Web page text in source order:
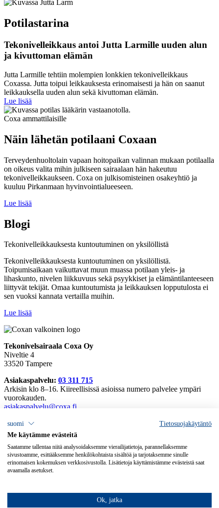
Potilastarina
Tekonivelleikkaus antoi Jutta Larmille uuden alun
ja kivuttoman elämän
Jutta Larmille tehtiin molempien lonkkien tekonivelleikkaus
Coxassa. Jutta toipui leikkauksesta erinomaisesti ja hän on saanut
leikkauksella uuden alun sekä kivuttoman elämän.
Lue lisää
Coxa ammattilaisille
Näin lähetän potilaani Coxaan
Terveydenhuoltolain vapaan hoitopaikan valinnan mukaan potilaalla
on oikeus valita mihin julkiseen sairaalaan hän hakeutuu
tekonivelleikkaukseen. Coxa on julkisomisteinen osakeyhtiö ja
kuuluu Pirkanmaan hyvinvointialueeseen.
Lue lisää
Blogi
Tekonivel­leikkauksesta kuntoutuminen on yksilöllistä
Tekonivelleikkauksesta kuntoutuminen on yksilöllistä.
Toipumisaikaan vaikuttavat muun muassa potilaan yleis- ja
lihaskunto, nivelen liikkuvuus sekä psyykkiset ja elämäntilanteeseen
liittyvät tekijät. Omaa kuntoutumista ja leikkauksen lopputulosta ei
sen vuoksi kannata vertailla muihin.
Lue lisää
Tekonivelsairaala Coxa Oy
Niveltie 4
33520 Tampere
Asiakaspalvelu: 03 311 715
Arkisin klo 8–16. Kiireellisissä asioissa numero palvelee ympäri
vuorokauden.
asiakaspalvelu@coxa.fi
Laskutusosoitteet
Palautteet
Tietosuojaselosteet
Saavutettavuusseloste
Sähköiset esitiedot
suomi
Tietosuojakäytäntö
Me käytämme evästeitä
Saatamme tallentaa niitä analysoidaksemme vierailijatietoja, parannellaksemme
sivustoamme, esittääksemme henkilökohtaista sisältöä ja tarjotaksemme sinulle
erinomaisen kokemuksen verkkosivustolla. Lisätietoja käyttämistämme evästeistä saat
avaamalla asetukset.
Ok, jatka